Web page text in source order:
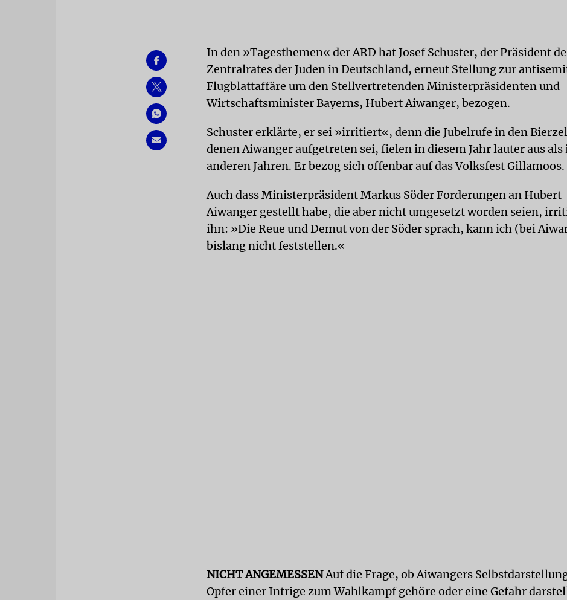
In den »Tagesthemen« der ARD hat Josef Schuster, der Präsident
Zentralrates der Juden in Deutschland, erneut Stellung zur
Flugblattaffäre um den Stellvertretenden Ministerpräsidenten und
Wirtschaftsminister Bayerns, Hubert Aiwanger, bezogen.
Schuster erklärte, er sei »irritiert«, denn die Jubelrufe in den
denen Aiwanger aufgetreten sei, fielen in diesem Jahr lauter aus als
anderen Jahren. Er bezog sich offenbar auf das Volksfest Gillamoos.
Auch dass Ministerpräsident Markus Söder Forderungen an Hubert
Aiwanger gestellt habe, die aber nicht umgesetzt worden seien,
ihn: »Die Reue und Demut von der Söder sprach, kann ich (bei
bislang nicht feststellen.«
NICHT ANGEMESSENAuf die Frage, ob Aiwangers
Opfer einer Intrige zum Wahlkampf gehöre oder eine Gefahr